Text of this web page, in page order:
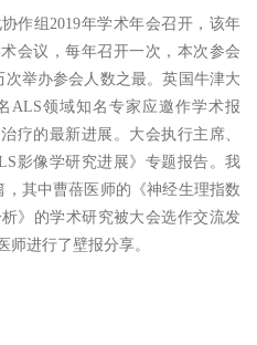
作组 2019年学术年会召开，该年
会议，每年召开一次，本次参会
举办参会人数之最。英国牛津大
ALS领域知名专家应邀作学术报
疗的最新进展。大会执行主席、
影像学研究进展》专题报告。我
，其中曹蓓医师的《神经生理指数
》的学术研究被大会选作交流发
师进行了壁报分享。